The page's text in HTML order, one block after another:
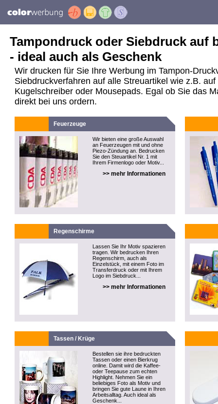
Tampondruck oder Siebdruck auf
- ideal auch als Geschenk
Wir drucken für Sie Ihre Werbung im Tampon-
Siebdruckverfahren auf alle Streuartikel wie z.B.
Kugelschreiber oder Mousepads. Egal ob Sie das
direkt bei uns ordern.
Feuerzeuge
Wir bieten eine große Auswahl
an Feuerzeugen mit und ohne
Piezo-Zündung an. Bedrucken
Sie den Steuartikel Nr. 1 mit
Ihrem Firmenlogo oder Motiv...
>> mehr Informationen
Regenschirme
Lassen Sie Ihr Motiv spazieren
tragen. Wir bedrucken Ihren
Regenschirm, auch als
Einzelstück, mit einem Foto im
Transferdruck oder mit Ihrem
Logo im Siebdruck...
>> mehr Informationen
Tassen / Krüge
Bestellen sie ihre bedruckten
Tassen oder einen Bierkrug
online. Damit wird die Kaffee-
oder Teepause zum echten
Highlight. Nehmen Sie ein
beliebiges Foto als Motiv und
bringen Sie gute Laune in Ihren
Arbeitsalltag. Auch ideal als
Geschenk...